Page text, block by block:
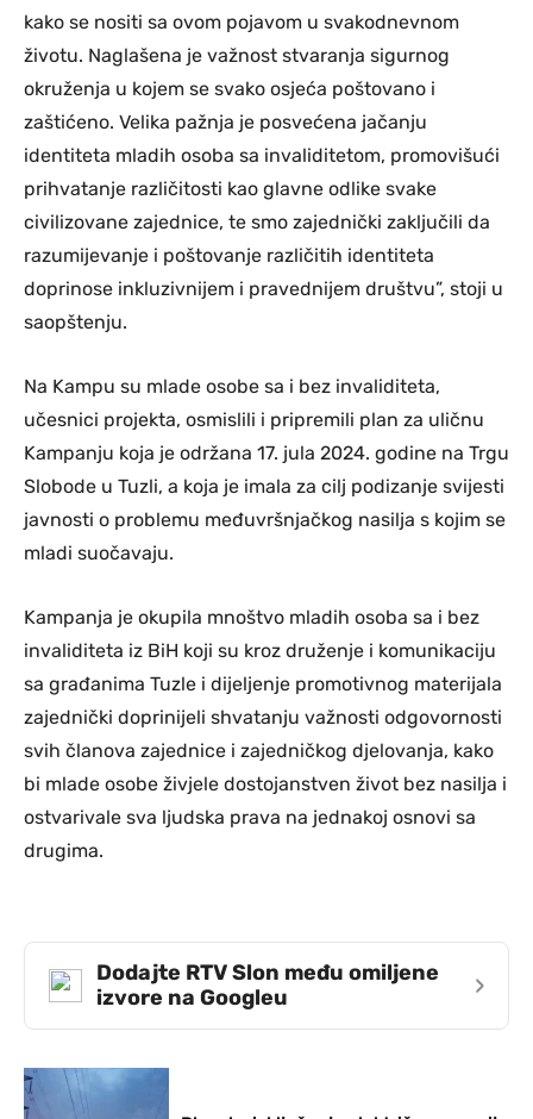
kako se nositi sa ovom pojavom u svakodnevnom
životu. Naglašena je važnost stvaranja sigurnog
okruženja u kojem se svako osjeća poštovano i
zaštićeno. Velika pažnja je posvećena jačanju
identiteta mladih osoba sa invaliditetom, promovišući
prihvatanje različitosti kao glavne odlike svake
civilizovane zajednice, te smo zajednički zaključili da
razumijevanje i poštovanje različitih identiteta
doprinose inkluzivnijem i pravednijem društvu”, stoji u
saopštenju.
Na Kampu su mlade osobe sa i bez invaliditeta,
učesnici projekta, osmislili i pripremili plan za uličnu
Kampanju koja je održana 17. jula 2024. godine na Trgu
Slobode u Tuzli, a koja je imala za cilj podizanje svijesti
javnosti o problemu međuvršnjačkog nasilja s kojim se
mladi suočavaju.
Kampanja je okupila mnoštvo mladih osoba sa i bez
invaliditeta iz BiH koji su kroz druženje i komunikaciju
sa građanima Tuzle i dijeljenje promotivnog materijala
zajednički doprinijeli shvatanju važnosti odgovornosti
svih članova zajednice i zajedničkog djelovanja, kako
bi mlade osobe živjele dostojanstven život bez nasilja i
ostvarivale sva ljudska prava na jednakoj osnovi sa
drugima.
Dodajte RTV Slon među omiljene
izvore na Googleu
›